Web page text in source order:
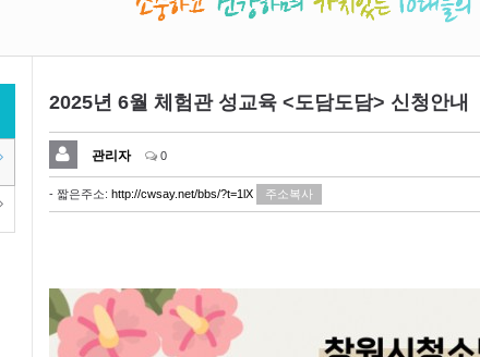
2025년 6월 체험관 성교육 <도담도담> 신청안내
관리자 0
- 짧은주소: http://cwsay.net/bbs/?t=1lX 주소복사